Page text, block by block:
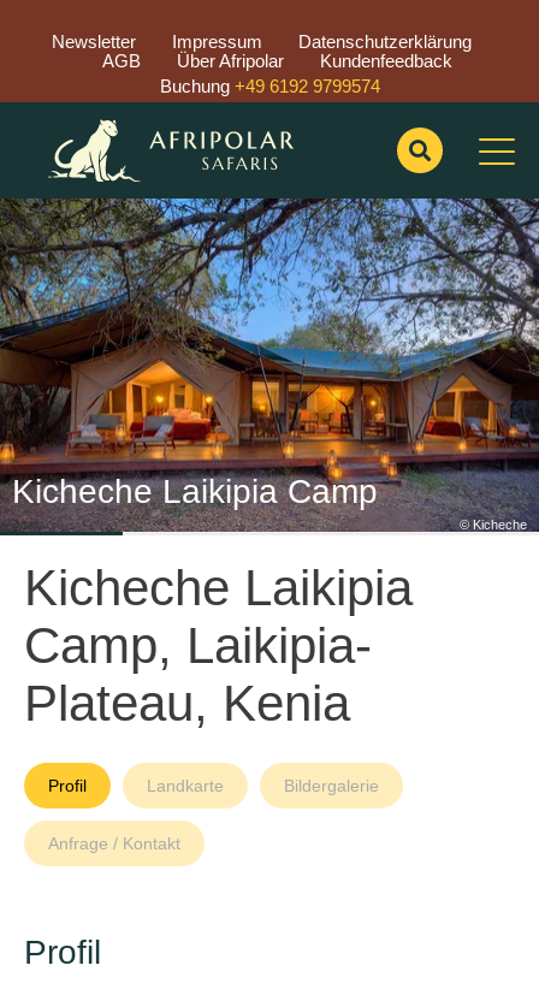
Newsletter Impressum
Datenschutzerklärung
AGB
Über Afripolar
Kundenfeedback
Buchung +49 6192 9799574
Previous
© Kicheche
Kicheche Laikipia Camp
Kicheche Laikipia
Camp, Laikipia-
Plateau, Kenia
Profil Landkarte Bildergalerie
Anfrage / Kontakt
Profil